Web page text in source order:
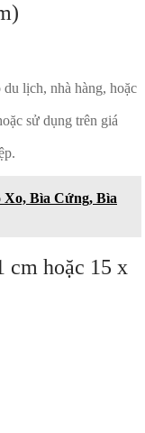
lịch, nhà hàng, hoặc
sử dụng trên giá
Bìa Cứng, Bìa
cm hoặc 15 x